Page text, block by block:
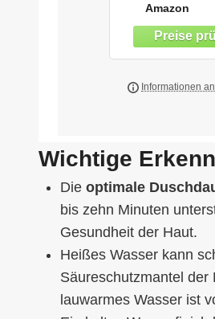
Reismilch
blumiger
Pack 3 x
Amazon
Wichtige
Die optimale
bis zehn Minuten
Gesundheit der Haut.
Heißes Wasser kann
Säureschutzmantel der
lauwarmes Wasser ist